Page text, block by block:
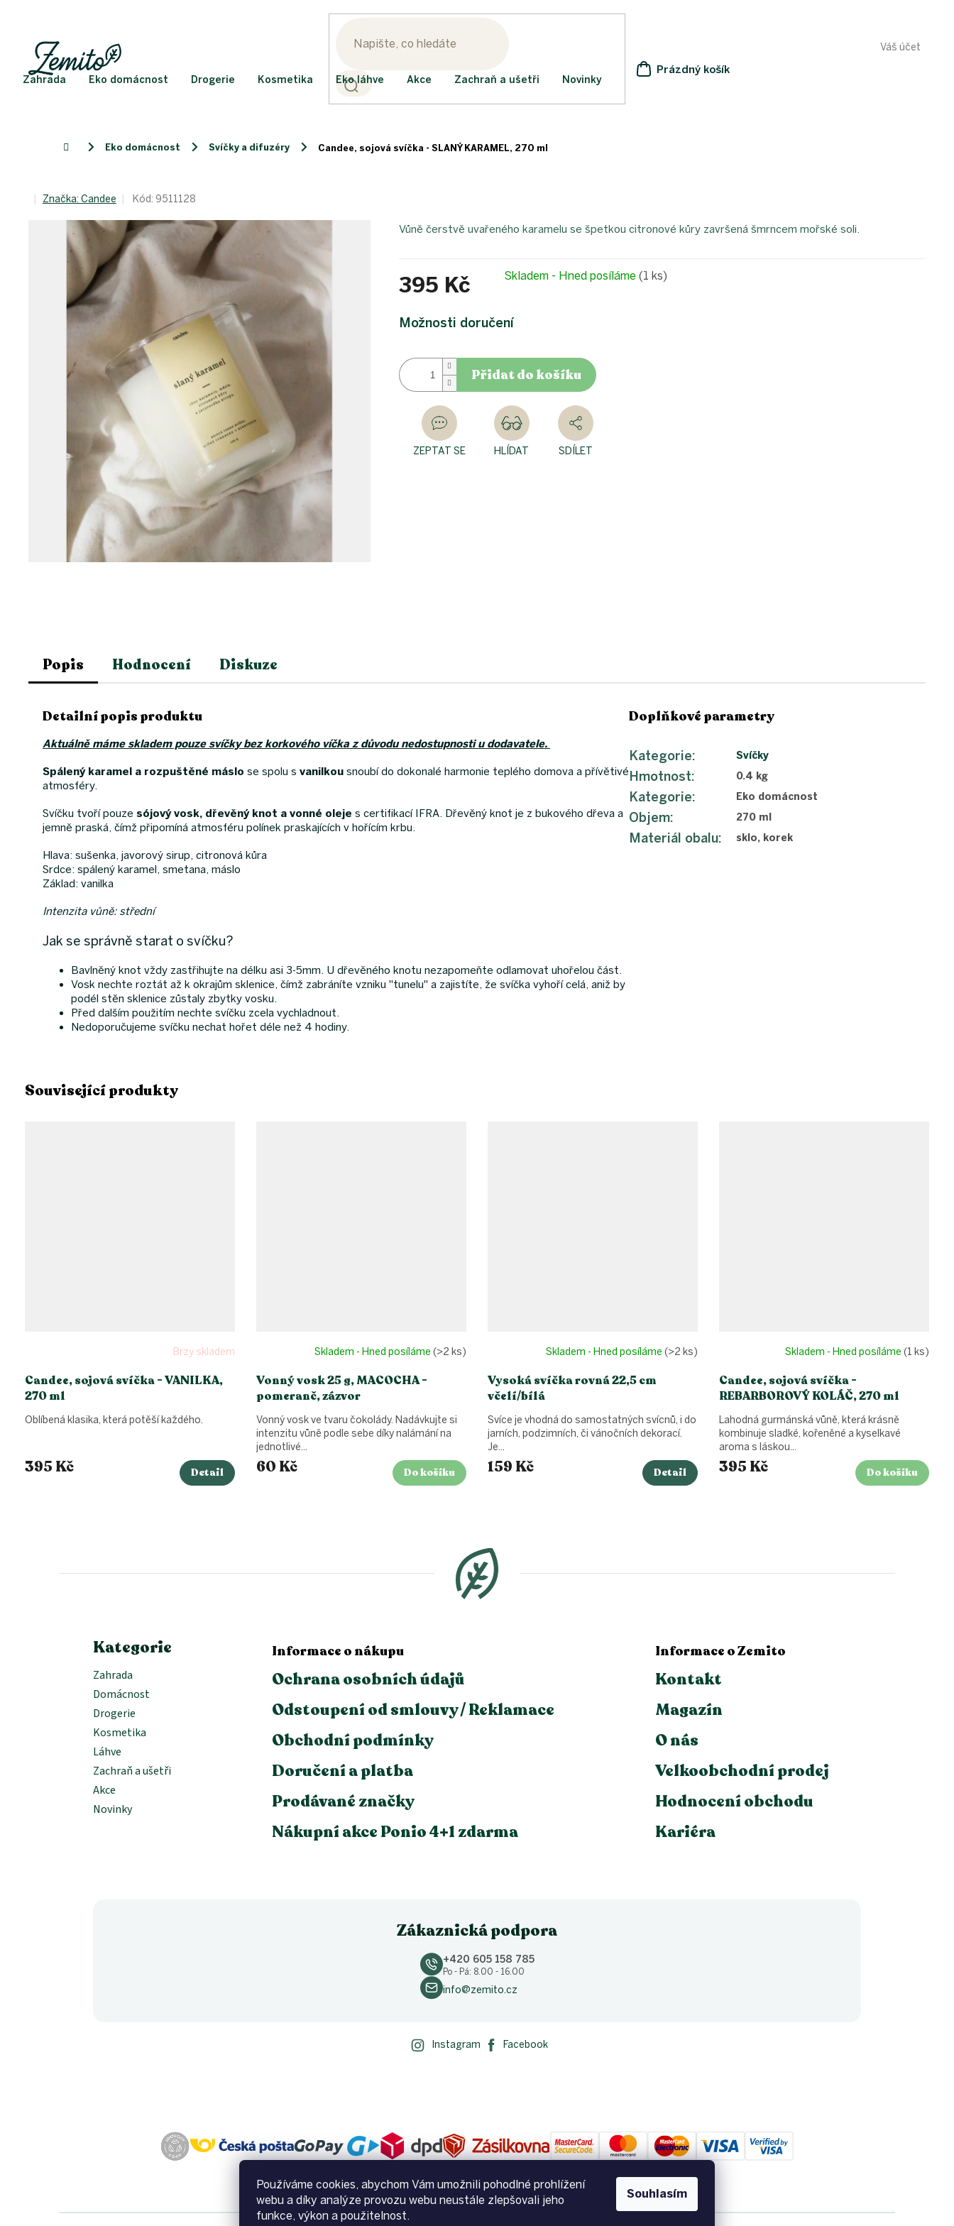
Používáme cookies, abychom Vám umožnili pohodlné prohlížení
webu a díky analýze provozu webu neustále zlepšovali jeho
funkce, výkon a použitelnost.
Souhlasím
Váš účet
NÁKUPNÍ
Prázdný košík
Zahrada Eko domácnost Drogerie Kosmetika Eko láhve Akce Zachraň a ušetři Novinky
Domů Eko domácnost Svíčky a difuzéry Candee, sojová svíčka - SLANÝ KARAMEL, 270 ml
Značka: Candee Kód: 9511128
395 Kč
cena:
Skladem - Hned posíláme(1 ks)
Možnosti doručení
Přidat do košíku
Vůně čerstvě uvařeného karamelu se špetkou citronové kůry završená šmrncem mořské soli.
ZEPTAT SE HLÍDAT SDÍLET
Související produkty
Candee, sojová svíčka - VANILKA,
270 ml
Brzy skladem
395 Kč Detail
Oblíbená klasika, která potěší každého.
Vonný vosk 25 g, MACOCHA -
pomeranč, zázvor
Skladem - Hned posíláme (>2 ks)
60 Kč Do košíku
Vonný vosk ve tvaru čokolády. Nadávkujte si
intenzitu vůně podle sebe díky nalámání na
jednotlivé...
Vysoká svíčka rovná 22,5 cm
včelí/bílá
Skladem - Hned posíláme (>2 ks)
159 Kč Detail
Svíce je vhodná do samostatných svícnů, i do
jarních, podzimních, či vánočních dekorací.
Je...
Candee, sojová svíčka -
REBARBOROVÝ KOLÁČ, 270 ml
Skladem - Hned posíláme (1 ks)
395 Kč Do košíku
Lahodná gurmánská vůně, která krásně
kombinuje sladké, kořeněné a kyselkavé
aroma s láskou...
Popis Hodnocení Diskuze
Detailní popis produktu
Aktuálně máme skladem pouze svíčky bez korkového víčka z důvodu nedostupnosti u dodavatele.
Spálený karamel a rozpuštěné máslo se spolu s vanilkou snoubí do dokonalé harmonie teplého domova a přívětivé
atmosféry.
Svíčku tvoří pouze sójový vosk, dřevěný knot a vonné oleje s certifikací IFRA. Dřevěný knot je z bukového dřeva a
jemně praská, čímž připomíná atmosféru polínek praskajících v hořícím krbu.
Hlava: sušenka, javorový sirup, citronová kůra
Srdce: spálený karamel, smetana, máslo
Základ: vanilka
Intenzita vůně: střední
Jak se správně starat o svíčku?
Bavlněný knot vždy zastřihujte na délku asi 3-5mm. U dřevěného knotu nezapomeňte odlamovat uhořelou část.
Vosk nechte roztát až k okrajům sklenice, čímž zabráníte vzniku "tunelu" a zajistíte, že svíčka vyhoří celá, aniž by
podél stěn sklenice zůstaly zbytky vosku.
Před dalším použitím nechte svíčku zcela vychladnout.
Nedoporučujeme svíčku nechat hořet déle než 4 hodiny.
Doplňkové parametry
Kategorie: Svíčky
Hmotnost: 0.4 kg
Kategorie: Eko domácnost
Objem: 270 ml
Materiál obalu: sklo, korek
Kategorie
Zahrada
Domácnost
Drogerie
Kosmetika
Láhve
Zachraň a ušetři
Akce
Novinky
Informace o nákupu
Ochrana osobních údajů
Odstoupení od smlouvy / Reklamace
Obchodní podmínky
Doručení a platba
Prodávané značky
Nákupní akce Ponio 4+1 zdarma
Informace o Zemito
Kontakt
Magazín
O nás
Velkoobchodní prodej
Hodnocení obchodu
Kariéra
Zákaznická podpora
+420 605 158 785
Po - Pá: 8.00 - 16.00
info@zemito.cz
Instagram Facebook